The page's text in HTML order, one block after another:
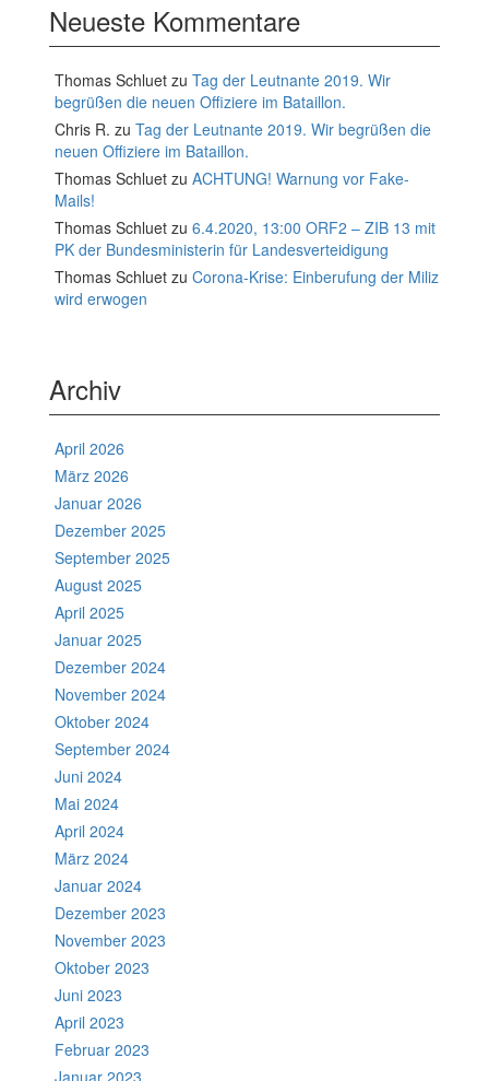
Neueste Kommentare
Thomas Schluet zu Tag der Leutnante 2019. Wir
begrüßen die neuen Offiziere im Bataillon.
Chris R. zu Tag der Leutnante 2019. Wir begrüßen die
neuen Offiziere im Bataillon.
Thomas Schluet zu ACHTUNG! Warnung vor Fake-
Mails!
Thomas Schluet zu 6.4.2020, 13:00 ORF2 – ZIB 13 mit
PK der Bundesministerin für Landesverteidigung
Thomas Schluet zu Corona-Krise: Einberufung der Miliz
wird erwogen
Archiv
April 2026
März 2026
Januar 2026
Dezember 2025
September 2025
August 2025
April 2025
Januar 2025
Dezember 2024
November 2024
Oktober 2024
September 2024
Juni 2024
Mai 2024
April 2024
März 2024
Januar 2024
Dezember 2023
November 2023
Oktober 2023
Juni 2023
April 2023
Februar 2023
Januar 2023